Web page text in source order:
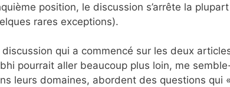
position, le discussion s’arrête la
rares exceptions).
discussion qui a commencé sur les deux
pourrait aller beaucoup plus loin, me
leurs domaines, abordent des questions qui